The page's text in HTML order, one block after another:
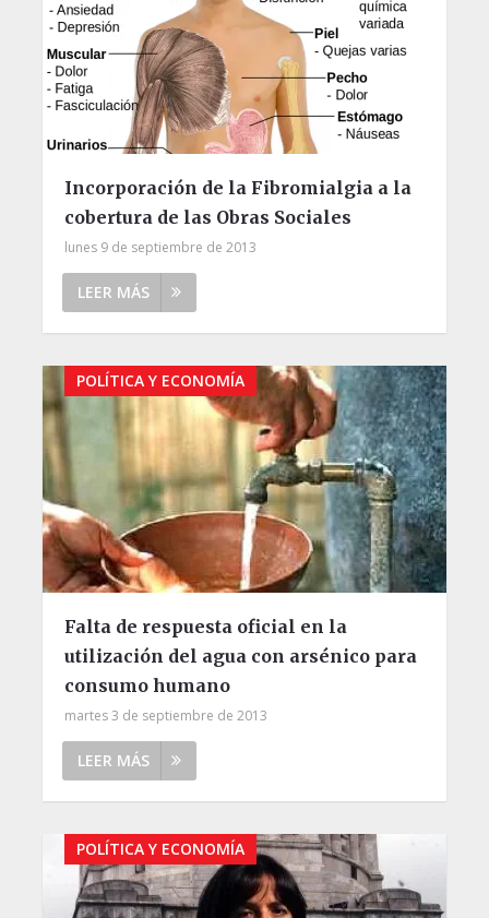
Incorporación de la Fibromialgia a la
cobertura de las Obras Sociales
lunes 9 de septiembre de 2013
LEER MÁS
POLÍTICA Y ECONOMÍA
Falta de respuesta oficial en la
utilización del agua con arsénico para
consumo humano
martes 3 de septiembre de 2013
LEER MÁS
POLÍTICA Y ECONOMÍA